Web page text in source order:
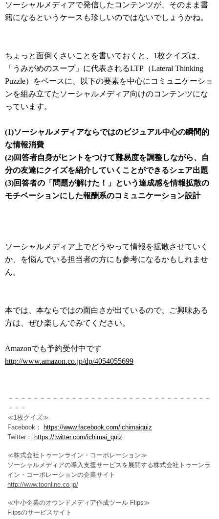
ソーシャルメディアで発信したコンテンツが、そのまま書
籍になるというケースも珍しいのではないでしょうかね。
ちょっと面倒くさいことを書いておくと、1枚クイズは、
「うみがめのスープ」に代表されるLTP（Lateral Thinking
Puzzle）をベースに、以下の要素を中心にコミュニケーショ
ンを組み立てたソーシャルメディア向けのコンテンツにな
っています。
(1)ソーシャルメディアならではのビジュアル中心の瞬間的
な情報消費
(2)回答者自身がヒントをつけて難易度を調整しながら、自
分の友達にクイズを紹介していくことができるシェア出題
(3)回答者の「問題が解けた！」という達成感を情報拡散の
モチベーションにした報酬系のコミュニケーション設計
ソーシャルメディア上でどうやって情報を拡散させていく
か、を悩んでいる担当者の方にも参考になるかもしれませ
ん。
本では、本ならではの面白さが出ているので、ご興味ある
方は、ぜひ楽しんでみてください。
Amazonでも予約受付中です
http://www.amazon.co.jp/dp/4054055699
－－－－－－－－－－－－－－－－－－－－－－－－－－－－－－－－
－－－
≪1枚クイズ≫
Facebook：
https://www.facebook.com/ichimaiquiz
Twitter：
https://twitter.com/ichimai_quiz
≪株式会社トゥーンライン・コーポレーション≫
ソーシャルメディアの導入支援サービスを展開する株式会社トゥーンラ
イン・コーポレーションの企業サイト
http://www.toonline.co.jp/
≪中小企業のオウンドメディア作成ツール Flips≫
Flipsのサービスサイト